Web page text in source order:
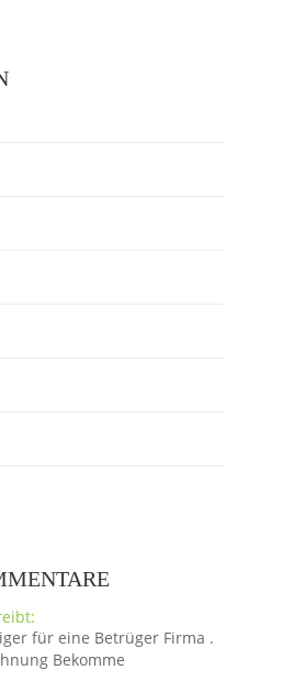
für eine Betrüger Firma .
Bekomme